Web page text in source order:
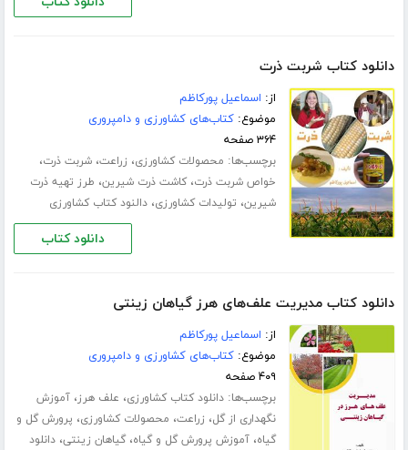
دانلود کتاب شربت ذرت
از: اسماعیل پورکاظم
موضوع:کتاب‌های کشاورزی و دامپروری
۳۶۴ صفحه
برچسب‌ها: محصولات کشاورزی، زراعت،شربت ذرت،
خواص شربت ذرت،کاشت ذرت شیرین، طرز تهیه ذرت
شیرین، تولیدات کشاورزی،دالنود کتاب کشاورزی
دانلود کتاب
دانلود کتاب مدیریت علف‌های هرز گیاهان زینتی
از: اسماعیل پورکاظم
موضوع:کتاب‌های کشاورزی و دامپروری
۴۰۹ صفحه
برچسب‌ها:دانلود کتاب کشاورزی، علف هرز،آموزش
نگهداری از گل، زراعت، محصولات کشاورزی، پرورش گل و
گیاه،آموزش پرورش گل و گیاه،گیاهان زینتی،دانلود